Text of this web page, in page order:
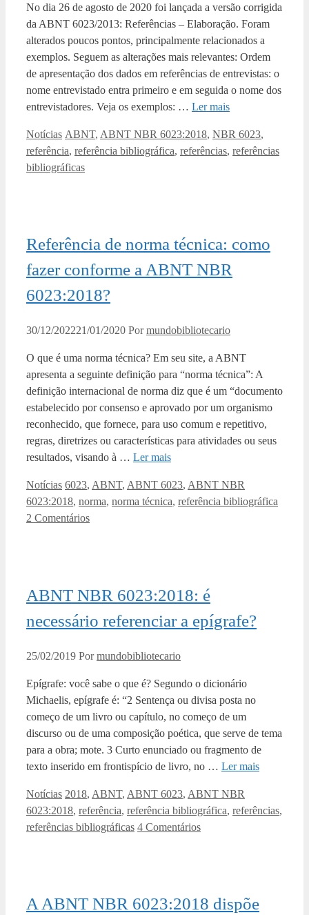
No dia 26 de agosto de 2020 foi lançada a versão corrigida
da ABNT 6023/2013: Referências – Elaboração. Foram
alterados poucos pontos, principalmente relacionados a
exemplos. Seguem as alterações mais relevantes: Ordem
de apresentação dos dados em referências de entrevistas: o
nome entrevistado entra primeiro e em seguida o nome dos
entrevistadores. Veja os exemplos: … Ler mais
Categorias
Notícias Tags
ABNT, ABNT NBR 6023:2018, NBR 6023,
referência, referência bibliográfica, referências, referências
bibliográficas
Referência de norma técnica: como
fazer conforme a ABNT NBR
6023:2018?
30/12/202221/01/2020 Pormundobibliotecario
O que é uma norma técnica? Em seu site, a ABNT
apresenta a seguinte definição para “norma técnica”: A
definição internacional de norma diz que é um “documento
estabelecido por consenso e aprovado por um organismo
reconhecido, que fornece, para uso comum e repetitivo,
regras, diretrizes ou características para atividades ou seus
resultados, visando à … Ler mais
Categorias
Notícias Tags
6023, ABNT, ABNT 6023, ABNT NBR
6023:2018, norma, norma técnica, referência bibliográfica
2 Comentários
ABNT NBR 6023:2018: é
necessário referenciar a epígrafe?
25/02/2019 Pormundobibliotecario
Epígrafe: você sabe o que é? Segundo o dicionário
Michaelis, epígrafe é: “2 Sentença ou divisa posta no
começo de um livro ou capítulo, no começo de um
discurso ou de uma composição poética, que serve de tema
para a obra; mote. 3 Curto enunciado ou fragmento de
texto inserido em frontispício de livro, no … Ler mais
Categorias
Notícias Tags
2018, ABNT, ABNT 6023, ABNT NBR
6023:2018, referência, referência bibliográfica, referências,
referências bibliográficas 4 Comentários
A ABNT NBR 6023:2018 dispõe